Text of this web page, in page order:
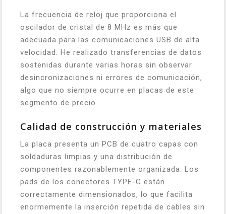
La frecuencia de reloj que proporciona el
oscilador de cristal de 8 MHz es más que
adecuada para las comunicaciones USB de alta
velocidad. He realizado transferencias de datos
sostenidas durante varias horas sin observar
desincronizaciones ni errores de comunicación,
algo que no siempre ocurre en placas de este
segmento de precio.
Calidad de construcción y materiales
La placa presenta un PCB de cuatro capas con
soldaduras limpias y una distribución de
componentes razonablemente organizada. Los
pads de los conectores TYPE-C están
correctamente dimensionados, lo que facilita
enormemente la inserción repetida de cables sin